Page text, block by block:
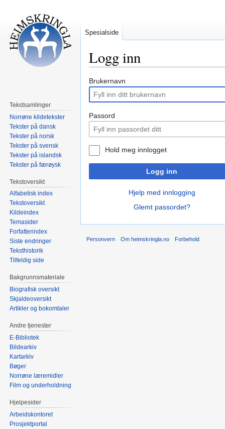
Logg inn
Hopp
navigering
Hopp
søk
Brukernavn
Passord
Hold meg innlogget
Logg inn
Hjelp med innlogging
Glemt passordet?
Spesialside
Tekstsamlinger
Norrøne kildetekster
Tekster på dansk
Tekster på norsk
Tekster på svensk
Tekster på islandsk
Tekster på færøysk
Tekstoversikt
Alfabetisk index
Tekstoversikt
Kildeindex
Temasider
Forfatterindex
Siste endringer
Teksthistorik
Tilfeldig side
Bakgrunnsmateriale
Biografisk oversikt
Skjaldeoversikt
Artikler og bokomtaler
Andre tjenester
E-Bibliotek
Bildearkiv
Kartarkiv
Bøger
Norrøne læremidler
Film og underholdning
Hjelpesider
Arbeidskontoret
Prosjektportal
Personvern Om heimskringla.no Forbehold